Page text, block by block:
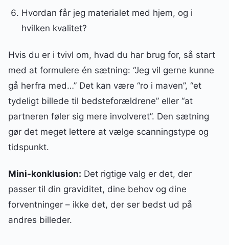
Hvordan får jeg materialet med hjem, og i
hvilken kvalitet?
Hvis du er i tvivl om, hvad du har brug for, så start
med at formulere én sætning: “Jeg vil gerne kunne
gå herfra med…” Det kan være “ro i maven”, “et
tydeligt billede til bedsteforældrene” eller “at
partneren føler sig mere involveret”. Den sætning
gør det meget lettere at vælge scanningstype og
tidspunkt.
Mini-konklusion: Det rigtige valg er det, der
passer til din graviditet, dine behov og dine
forventninger – ikke det, der ser bedst ud på
andres billeder.